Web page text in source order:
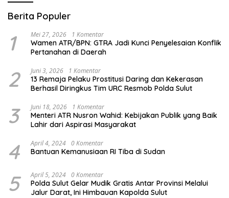
Berita Populer
1 Mei 27, 2026 1 Komentar
Wamen ATR/BPN: GTRA Jadi Kunci Penyelesaian Konflik
Pertanahan di Daerah
2 Juni 3, 2026 1 Komentar
13 Remaja Pelaku Prostitusi Daring dan Kekerasan
Berhasil Diringkus Tim URC Resmob Polda Sulut
3 Juni 18, 2026 1 Komentar
Menteri ATR Nusron Wahid: Kebijakan Publik yang Baik
Lahir dari Aspirasi Masyarakat
4 April 4, 2024 0 Komentar
Bantuan Kemanusiaan RI Tiba di Sudan
5 April 5, 2024 0 Komentar
Polda Sulut Gelar Mudik Gratis Antar Provinsi Melalui
Jalur Darat, Ini Himbauan Kapolda Sulut